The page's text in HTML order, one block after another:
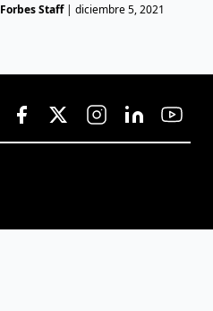
Forbes Staff|diciembre 5, 2021